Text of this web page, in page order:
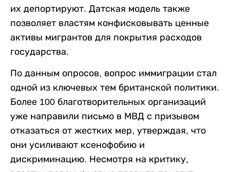
их депортируют. Датская модель также
позволяет властям конфисковывать ценные
активы мигрантов для покрытия расходов
государства.
По данным опросов, вопрос иммиграции стал
одной из ключевых тем британской политики.
Более 100 благотворительных организаций
уже направили письмо в МВД с призывом
отказаться от жестких мер, утверждая, что
они усиливают ксенофобию и
дискриминацию. Несмотря на критику,